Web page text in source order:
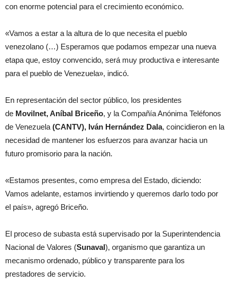
con enorme potencial para el crecimiento económico.
«Vamos a estar a la altura de lo que necesita el pueblo
venezolano (…) Esperamos que podamos empezar una nueva
etapa que, estoy convencido, será muy productiva e interesante
para el pueblo de Venezuela», indicó.
En representación del sector público, los presidentes
de Movilnet, Aníbal Briceño, y la Compañía Anónima Teléfonos
de Venezuela (CANTV), Iván Hernández Dala, coincidieron en la
necesidad de mantener los esfuerzos para avanzar hacia un
futuro promisorio para la nación.
«Estamos presentes, como empresa del Estado, diciendo:
Vamos adelante, estamos invirtiendo y queremos darlo todo por
el país», agregó Briceño.
El proceso de subasta está supervisado por la Superintendencia
Nacional de Valores (Sunaval), organismo que garantiza un
mecanismo ordenado, público y transparente para los
prestadores de servicio.